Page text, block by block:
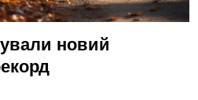
новий